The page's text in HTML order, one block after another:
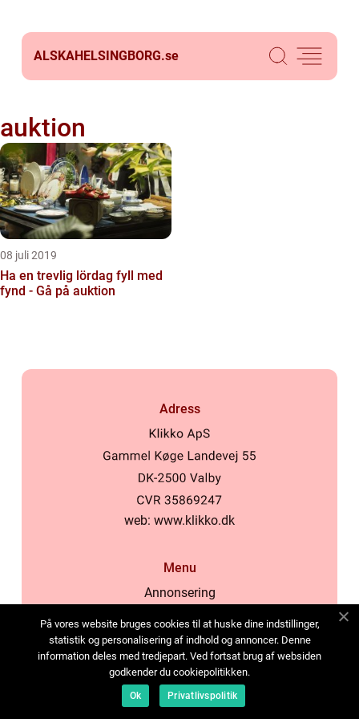
ALSKAHELSINGBORG.se
auktion
08 juli 2019
Ha en trevlig lördag fyll med
fynd - Gå på auktion
Adress
web: www.klikko.dk
Menu
Annonsering
Cookies
Kontakta oss
Sitemap
På vores website bruges cookies til at huske dine indstillinger,
statistik og personalisering af indhold og annoncer. Denne
information deles med tredjepart. Ved fortsat brug af websiden
godkender du cookiepolitikken.
Ok Privatlivspolitik